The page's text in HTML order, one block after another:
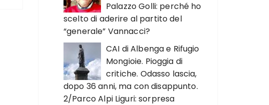
Palazzo Golli: perché ho
scelto di aderire al partito del
“generale” Vannacci?
CAI di Albenga e Rifugio
Mongioie. Pioggia di
critiche. Odasso lascia,
dopo 36 anni, ma con disappunto.
2/Parco Alpi Liguri: sorpresa